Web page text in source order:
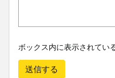
ボックス内に表示されてい
送信する